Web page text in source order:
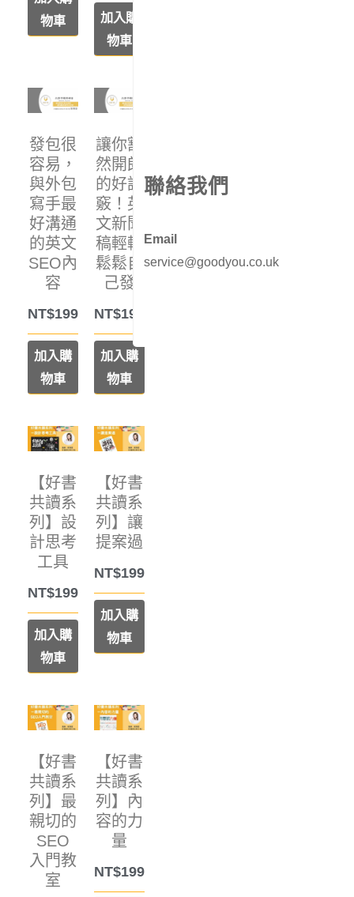
物車
加入購
物車
發包很
容易，
與外包
寫手最
好溝通
的英文
SEO內
容
NT$199
加入購
物車
讓你豁
然開朗
的好訣
竅！英
文新聞
稿輕輕
鬆鬆自
己發
NT$199
加入購
物車
【好書
共讀系
列】設
計思考
工具
NT$199
加入購
物車
【好書
共讀系
列】讓
提案過
NT$199
加入購
物車
【好書
共讀系
列】最
親切的
SEO
入門教
室
【好書
共讀系
列】內
容的力
量
NT$199
聯絡我們
Email
service@goodyou.co.uk